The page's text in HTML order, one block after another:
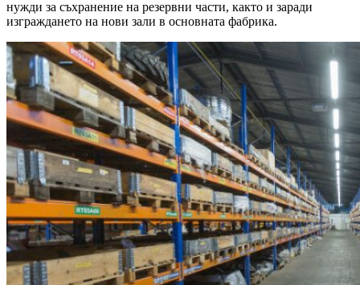
нужди за съхранение на резервни части, както и заради
изграждането на нови зали в основната фабрика.